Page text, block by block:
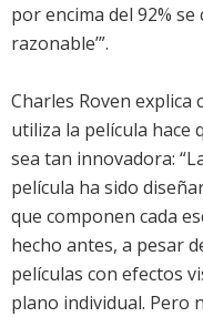
por encima del 92% se
razonable’”.
Charles Roven
utiliza la película hace
sea tan innovadora:
película ha sido
que componen cada
hecho antes, a pesar
películas con efectos
plano individual. Pero